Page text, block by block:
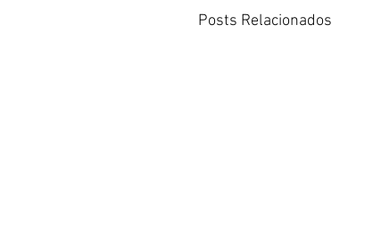
Posts Relacionados